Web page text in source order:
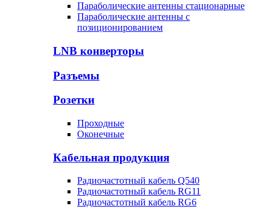
Параболические антенны стационарные
Параболические антенны с
позиционированием
LNB конверторы
Разъемы
Розетки
Проходные
Оконечные
Кабельная продукция
Радиочастотный кабель Q540
Радиочастотный кабель RG11
Радиочастотный кабель RG6